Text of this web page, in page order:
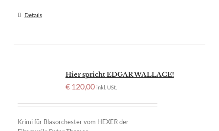
Details
Hier spricht EDGAR WALLACE!
€120,00 inkl. USt.
Krimi für Blasorchester vom HEXER der